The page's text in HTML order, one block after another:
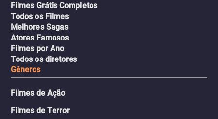
Filmes Grátis Completos
Todos os Filmes
Melhores Sagas
Atores Famosos
Filmes por Ano
Todos os diretores
Gêneros
Filmes de Ação
Filmes de Terror